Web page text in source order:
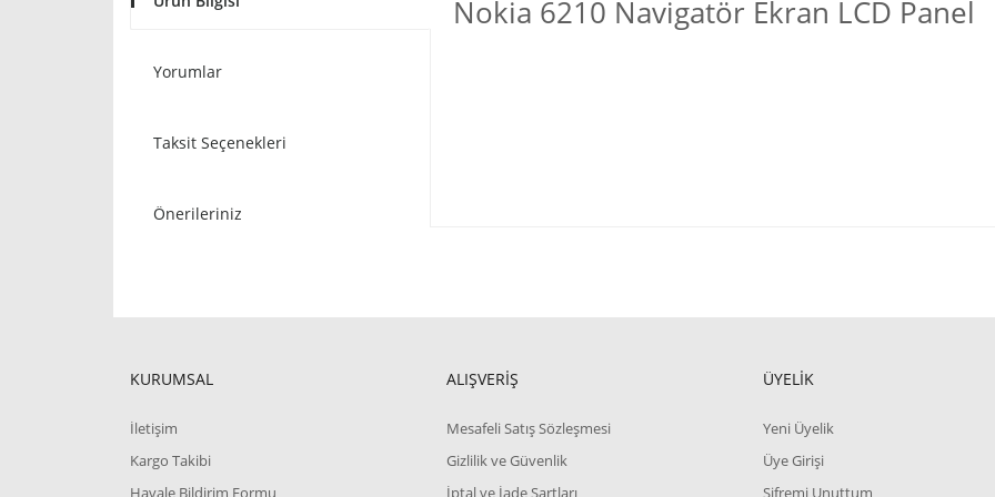
Yorumlar
Taksit Seçenekleri
Önerileriniz
Nokia 6210 Navigatör Ekran LCD Panel
KURUMSAL
İletişim
Kargo Takibi
Havale Bildirim Formu
ALIŞVERİŞ
Mesafeli Satış Sözleşmesi
Gizlilik ve Güvenlik
İptal ve İade Şartları
ÜYELİK
Yeni Üyelik
Üye Girişi
Şifremi Unuttum